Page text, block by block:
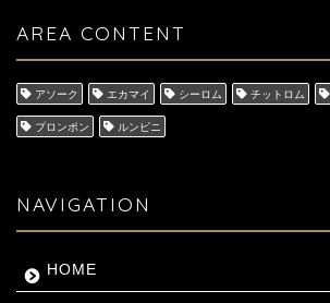
AREA CONTENT
アソーク エカマイ シーロム チットロム
プロンポン ルンピニ
NAVIGATION
HOME